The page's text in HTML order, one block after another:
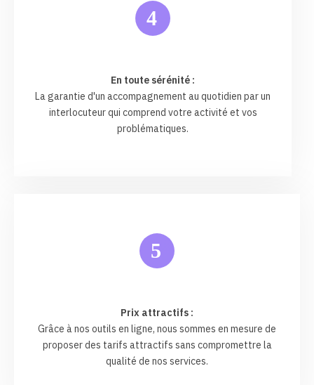
4
En toute sérénité :
La garantie d'un accompagnement au quotidien par un
interlocuteur qui comprend votre activité et vos
problématiques.
5
Prix attractifs :
Grâce à nos outils en ligne, nous sommes en mesure de
proposer des tarifs attractifs sans compromettre la
qualité de nos services.